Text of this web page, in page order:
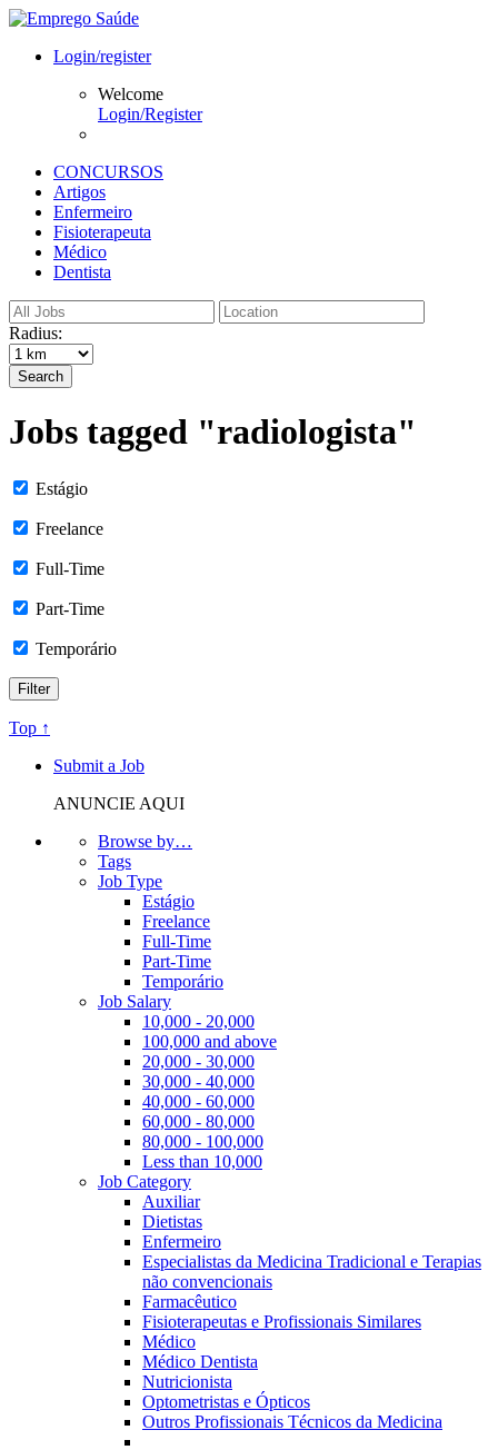
Login/register
Welcome
Login/Register
CONCURSOS
Artigos
Enfermeiro
Fisioterapeuta
Médico
Dentista
Radius:
Search
Jobs tagged "radiologista"
Estágio
Freelance
Full-Time
Part-Time
Temporário
Top ↑
Submit a Job
ANUNCIE AQUI
Browse by…
Tags
Job Type
Estágio
Freelance
Full-Time
Part-Time
Temporário
Job Salary
10,000 - 20,000
100,000 and above
20,000 - 30,000
30,000 - 40,000
40,000 - 60,000
60,000 - 80,000
80,000 - 100,000
Less than 10,000
Job Category
Auxiliar
Dietistas
Enfermeiro
Especialistas da Medicina Tradicional e Terapias
não convencionais
Farmacêutico
Fisioterapeutas e Profissionais Similares
Médico
Médico Dentista
Nutricionista
Optometristas e Ópticos
Outros Profissionais Técnicos da Medicina